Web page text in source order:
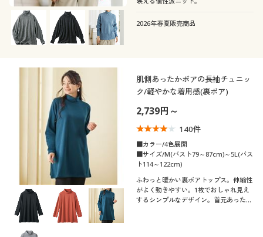
2026年春夏販売商品
肌側あったかボアの長袖チュニッ
ク/軽やかな着用感(裏ボア)
2,739円～
140件
■カラー/4色展開
■サイズ/M(バスト79～87cm)～5L(バス
ト114～122cm)
ふわっと暖かい裏ボアトップス。伸縮性
がよく動きやすい。1枚でおしゃれ見え
するシンプルなデザイン。首元あったか